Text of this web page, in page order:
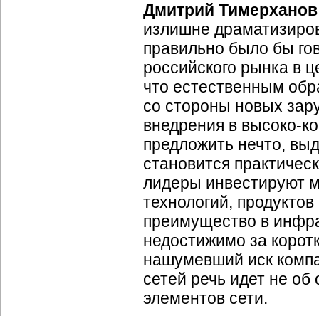
Дмитрий Тимерханов
излишне
правильно было бы
российского рынка в
что естественным
со стороны новых
внедрения в высоко-
предложить нечто,
становится
лидеры инвестируют
технологий,
преимущество в
недостижимо за
нашумевший иск
сетей речь идет не об
элементов сети.